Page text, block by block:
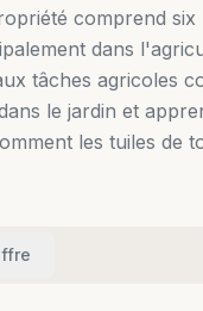
comprend
dans
tâches agricoles
le jardin et
les tuiles de